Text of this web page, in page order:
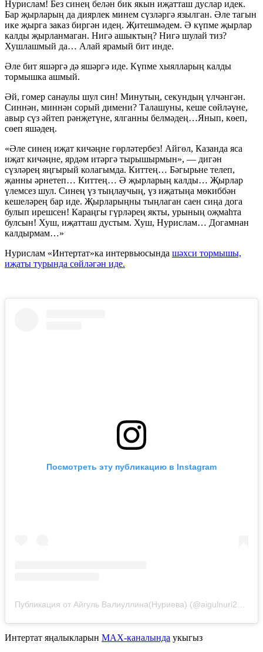
Нурислам! Без синең белән бик якын иҗатташ дуслар идек.
Бар җырларың да диярлек минем сүзләргә язылган. Әле тагын
ике җырга заказ биргән идең. Җитешмәдем. Ә күпме җырлар
калды җырланмаган. Нигә ашыктың? Нигә шулай тиз?
Хушлашмый да… Алай ярамый бит инде.
Әле бит яшәргә дә яшәргә иде. Күпме хыялларың калды
тормышка ашмый.
Әй, гомер санаулы шул син! Минутың, секундың үлчәнгән.
Синнән, миннән сорый димени? Талашуны, кеше сөйләүне,
авыр сүз әйтеп рәнҗетүне, ялганны белмәдең…Янып, көеп,
сөеп яшәдең.
«Әле синең иҗат кичәңне гөрләтербез! Айгөл, Казанда яса
иҗат кичәңне, ярдәм итәргә тырышырмын», — дигән
сүзләрең яңгырый колагымда. Киттең… Бәгырьне телеп,
җанны әрнетеп… Киттең… Ә җырларың калды… Җырлар
үлемсез шул. Синең үз тыңлаучың, үз иҗатыңа мөкиббән
кешеләрең бар иде. Җырларыңны тыңлаган саен сиңа дога
булып ирешсен! Караңгы гүрләрең якты, урының оҗмаһта
булсын! Хуш, иҗатташ дустым. Хуш, Нурислам… Догамнан
калдырмам…»
Нурислам «Интертат»ка интервьюсында шәхси тормышы,
иҗаты турында сөйләгән иде.
Посмотреть эту публикацию в Instagram
Интертат яңалыкларын MAX-каналында укыгыз